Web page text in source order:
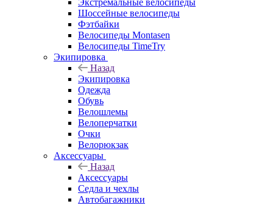
Экстремальные велосипеды
Шоссейные велосипеды
Фэтбайки
Велосипеды Montasen
Велосипеды TimeTry
Экипировка
Назад
Экипировка
Одежда
Обувь
Велошлемы
Велоперчатки
Очки
Велорюкзак
Аксессуары
Назад
Аксессуары
Седла и чехлы
Автобагажники